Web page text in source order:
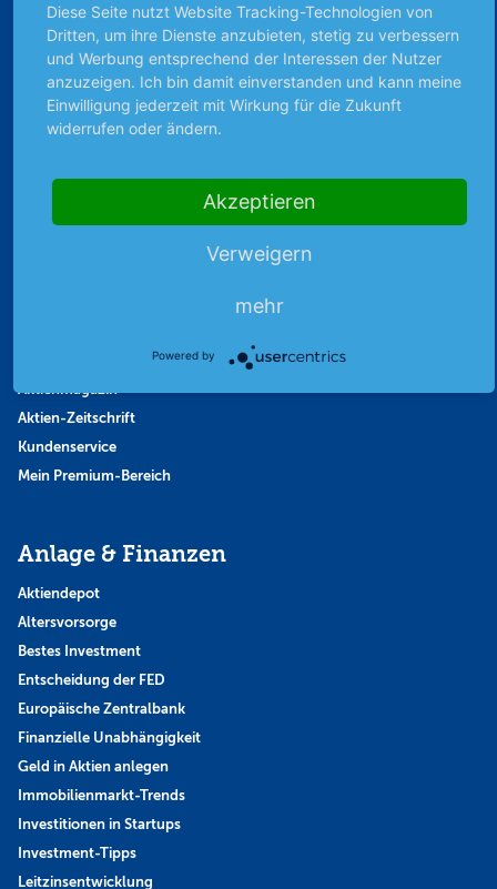
Börsengespräche
Börsennews
Favoriten
Finanzpodcast
Strategie
Themen & Börse
Aktienmagazin
Aktien-Zeitschrift
Kundenservice
Mein Premium-Bereich
Anlage & Finanzen
Aktiendepot
Altersvorsorge
Bestes Investment
Entscheidung der FED
Europäische Zentralbank
Finanzielle Unabhängigkeit
Geld in Aktien anlegen
Immobilienmarkt-Trends
Investitionen in Startups
Investment-Tipps
Leitzinsentwicklung
Diese Seite nutzt Website Tracking-Technologien von
Dritten, um ihre Dienste anzubieten, stetig zu verbessern
und Werbung entsprechend der Interessen der Nutzer
anzuzeigen. Ich bin damit einverstanden und kann meine
Einwilligung jederzeit mit Wirkung für die Zukunft
widerrufen oder ändern.
Akzeptieren
Verweigern
mehr
Powered by